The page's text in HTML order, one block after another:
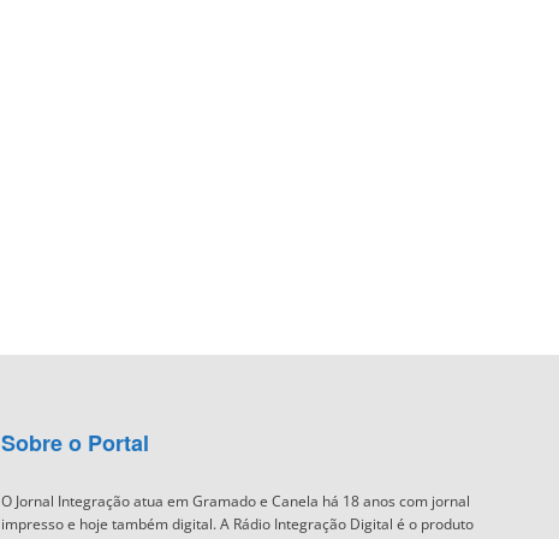
Sobre o Portal
O Jornal Integração atua em Gramado e Canela há 18 anos com jornal
impresso e hoje também digital. A Rádio Integração Digital é o produto